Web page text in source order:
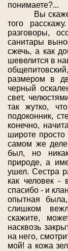
понимаете?...
Вы скажете
того
разговоры,
санитары
сжечь, а как
шевелится в
размером в
черный
свет,
так жутко,
подоконник,
конечно,
широте
самом же
был, но
природе, а
ушел. Сестра
как человек -
спасибо - и
опытная
слишком
скажите,
насквозь
на него,
мой! а кожа